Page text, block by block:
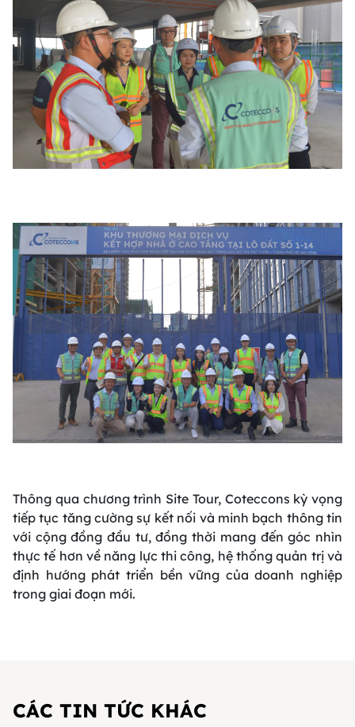
Thông qua chương trình Site Tour, Coteccons kỳ vọng
tiếp tục tăng cường sự kết nối và minh bạch thông tin
với cộng đồng đầu tư, đồng thời mang đến góc nhìn
thực tế hơn về năng lực thi công, hệ thống quản trị và
định hướng phát triển bền vững của doanh nghiệp
trong giai đoạn mới.
CÁC TIN TỨC KHÁC